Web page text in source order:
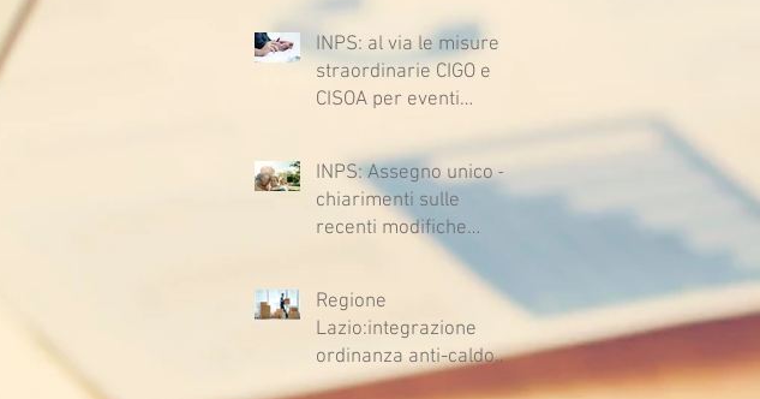
1362, 2697, 2730,
2732, 2734 e 2735)
l’ipotesi di accordo per
il rinnovo del CCNL
INPS: al via le misure
straordinarie CIGO e
CISOA per eventi
INPS: Assegno unico –
chiarimenti sulle
recenti modifiche
Regione
Lazio:integrazione
ordinanza anti-caldo
per l'estate 2026